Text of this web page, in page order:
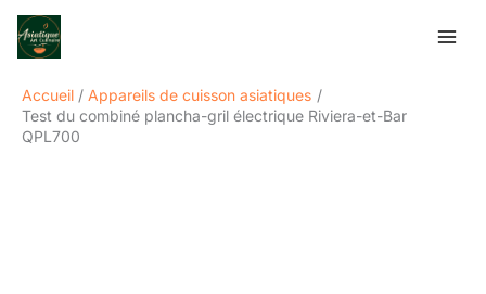
Aller
Accueil
Appareils de cuisson asiatiques
Test du combiné plancha-gril électrique Riviera-et-Bar
QPL700
Rechercher